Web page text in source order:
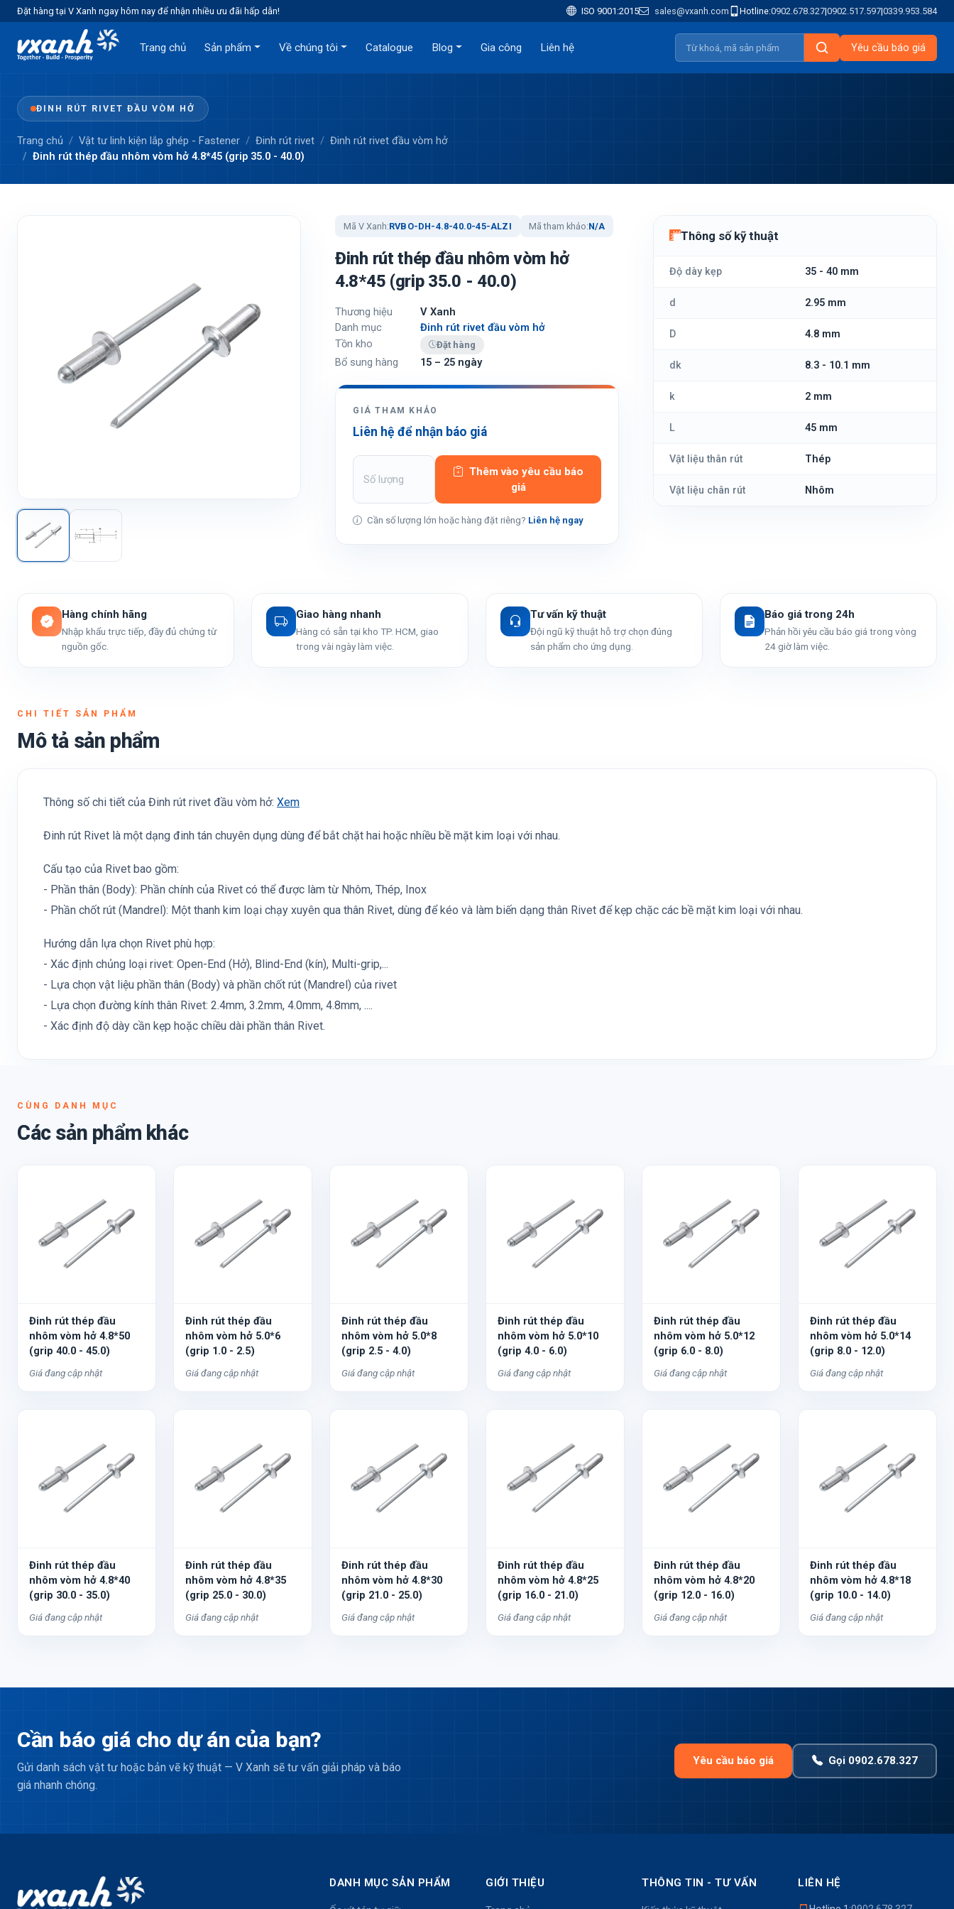
Đặt hàng tại V Xanh ngay hôm nay để nhận nhiều ưu đãi hấp dẫn! ISO 9001:2015 sales@vxanh.com Hotline:0902.678.327|0902.517.597|0339.953.584
Trang chủ Sản phẩm Về chúng tôi Catalogue Blog Gia công Liên hệ Yêu cầu báo giá
ĐINH RÚT RIVET ĐẦU VÒM HỞ
Trang chủ Vật tư linh kiện lắp ghép - Fastener Đinh rút rivet
Đinh rút rivet đầu vòm hở
Đinh rút thép đầu nhôm vòm hở 4.8*45 (grip 35.0 - 40.0)
Mã V Xanh:RVBO-DH-4.8-40.0-45-ALZI Mã tham khảo:N/A
Đinh rút thép đầu nhôm vòm hở
4.8*45 (grip 35.0 - 40.0)
Thương hiệu
V Xanh
Danh mục
Đinh rút rivet đầu vòm hở
Tồn kho
Đặt hàng
Bổ sung hàng 15 – 25 ngày
GIÁ THAM KHẢO
Liên hệ để nhận báo giá
Thêm vào yêu cầu báo
giá
Cần số lượng lớn hoặc hàng đặt riêng? Liên hệ ngay
Thông số kỹ thuật
Độ dày kẹp 35 - 40 mm
d 2.95 mm
D 4.8 mm
dk 8.3 - 10.1 mm
k 2 mm
L 45 mm
Vật liệu thân rút Thép
Vật liệu chân rút Nhôm
Hàng chính hãng
Nhập khẩu trực tiếp, đầy đủ chứng từ
nguồn gốc.
Giao hàng nhanh
Hàng có sẵn tại kho TP. HCM, giao
trong vài ngày làm việc.
Tư vấn kỹ thuật
Đội ngũ kỹ thuật hỗ trợ chọn đúng
sản phẩm cho ứng dụng.
Báo giá trong 24h
Phản hồi yêu cầu báo giá trong vòng
24 giờ làm việc.
CHI TIẾT SẢN PHẨM
Mô tả sản phẩm
Thông số chi tiết của Đinh rút rivet đầu vòm hở: Xem
Đinh rút Rivet là một dạng đinh tán chuyên dụng dùng để bắt chặt hai hoặc nhiều bề mặt kim loại với nhau.
Cấu tạo của Rivet bao gồm:
- Phần thân (Body): Phần chính của Rivet có thể được làm từ Nhôm, Thép, Inox
- Phần chốt rút (Mandrel): Một thanh kim loại chạy xuyên qua thân Rivet, dùng để kéo và làm biến dạng thân Rivet để kẹp chặc các bề mặt kim loại với nhau.
Hướng dẫn lựa chọn Rivet phù hợp:
- Xác định chủng loại rivet: Open-End (Hở), Blind-End (kín), Multi-grip,...
- Lựa chọn vật liệu phần thân (Body) và phần chốt rút (Mandrel) của rivet
- Lựa chọn đường kính thân Rivet: 2.4mm, 3.2mm, 4.0mm, 4.8mm, ....
- Xác định độ dày cần kẹp hoặc chiều dài phần thân Rivet.
CÙNG DANH MỤC
Các sản phẩm khác
Đinh rút thép đầu
nhôm vòm hở 4.8*50
(grip 40.0 - 45.0)
Giá đang cập nhật
Đinh rút thép đầu
nhôm vòm hở 5.0*6
(grip 1.0 - 2.5)
Giá đang cập nhật
Đinh rút thép đầu
nhôm vòm hở 5.0*8
(grip 2.5 - 4.0)
Giá đang cập nhật
Đinh rút thép đầu
nhôm vòm hở 5.0*10
(grip 4.0 - 6.0)
Giá đang cập nhật
Đinh rút thép đầu
nhôm vòm hở 5.0*12
(grip 6.0 - 8.0)
Giá đang cập nhật
Đinh rút thép đầu
nhôm vòm hở 5.0*14
(grip 8.0 - 12.0)
Giá đang cập nhật
Đinh rút thép đầu
nhôm vòm hở 4.8*40
(grip 30.0 - 35.0)
Giá đang cập nhật
Đinh rút thép đầu
nhôm vòm hở 4.8*35
(grip 25.0 - 30.0)
Giá đang cập nhật
Đinh rút thép đầu
nhôm vòm hở 4.8*30
(grip 21.0 - 25.0)
Giá đang cập nhật
Đinh rút thép đầu
nhôm vòm hở 4.8*25
(grip 16.0 - 21.0)
Giá đang cập nhật
Đinh rút thép đầu
nhôm vòm hở 4.8*20
(grip 12.0 - 16.0)
Giá đang cập nhật
Đinh rút thép đầu
nhôm vòm hở 4.8*18
(grip 10.0 - 14.0)
Giá đang cập nhật
Cần báo giá cho dự án của bạn?
Gửi danh sách vật tư hoặc bản vẽ kỹ thuật — V Xanh sẽ tư vấn giải pháp và báo
giá nhanh chóng.
Yêu cầu báo giá Gọi 0902.678.327
DANH MỤC SẢN PHẨM GIỚI THIỆU THÔNG TIN - TƯ VẤN LIÊN HỆ